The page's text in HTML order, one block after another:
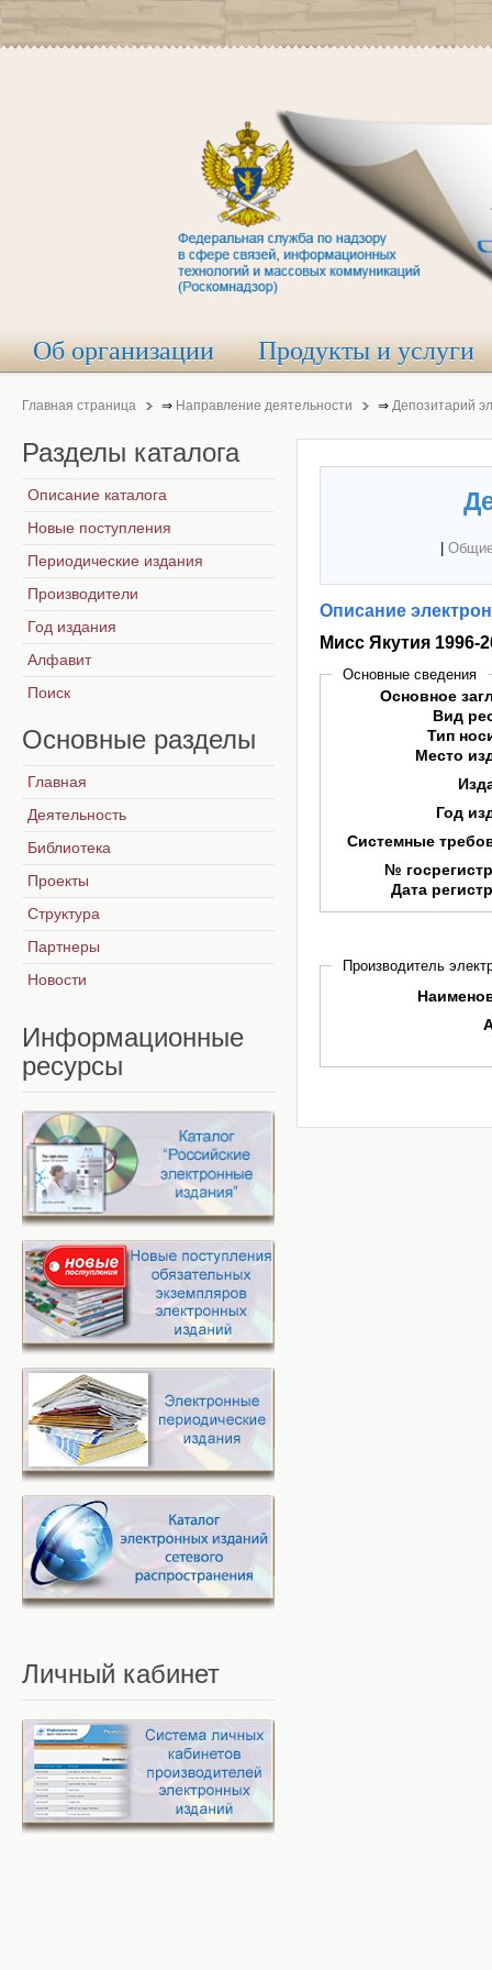
Об организации Продукты и услуги
Главная страница ⇒ Направление деятельности ⇒ Депозитарий
Описание
Мисс Якутия 1996-
Основные сведения
Основное
Вид
Тип
Место
Год
Системные
№
Дата
Производитель
Разделы каталога
Описание каталога
Новые поступления
Периодические издания
Производители
Год издания
Алфавит
Поиск
Основные разделы
Главная
Деятельность
Библиотека
Проекты
Структура
Партнеры
Новости
Информационные
ресурсы
Личный кабинет